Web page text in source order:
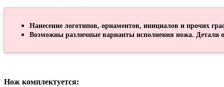
Нанесение логотипов, орнаментов, инициалов и прочих
Возможны различные варианты исполнения ножа. Детали
Нож комплектуется: